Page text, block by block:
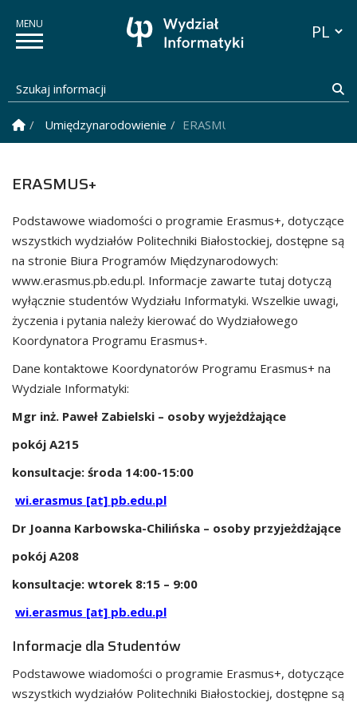
Szukaj informacji
Strona Główna
Umiędzynarodowienie ERASMUS+
ERASMUS+
Podstawowe wiadomości o programie Erasmus+, dotyczące
wszystkich wydziałów Politechniki Białostockiej, dostępne są
na stronie Biura Programów Międzynarodowych:
www.erasmus.pb.edu.pl. Informacje zawarte tutaj dotyczą
wyłącznie studentów Wydziału Informatyki. Wszelkie uwagi,
życzenia i pytania należy kierować do Wydziałowego
Koordynatora Programu Erasmus+.
Dane kontaktowe Koordynatorów Programu Erasmus+ na
Wydziale Informatyki:
Mgr inż. Paweł Zabielski – osoby wyjeżdżające
pokój A215
konsultacje: środa 14:00-15:00
wi.erasmus [at] pb.edu.pl
Dr Joanna Karbowska-Chilińska – osoby przyjeżdżające
pokój A208
konsultacje: wtorek 8:15 – 9:00
wi.erasmus [at] pb.edu.pl
Informacje dla Studentów
Podstawowe wiadomości o programie Erasmus+, dotyczące
wszystkich wydziałów Politechniki Białostockiej, dostępne są